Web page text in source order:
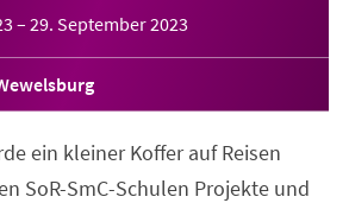
– 29. September 2023
ein kleiner Koffer auf Reisen
SoR-SmC-Schulen Projekte und